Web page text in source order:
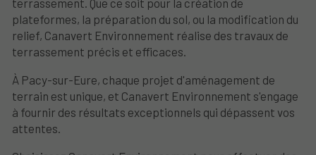
plateformes, la préparation du sol, ou la modification du
relief, Canavert Environnement réalise des travaux de
terrassement précis et efficaces.
À Pacy-sur-Eure, chaque projet d'aménagement de
terrain est unique, et Canavert Environnement s'engage
à fournir des résultats exceptionnels qui dépassent vos
attentes.